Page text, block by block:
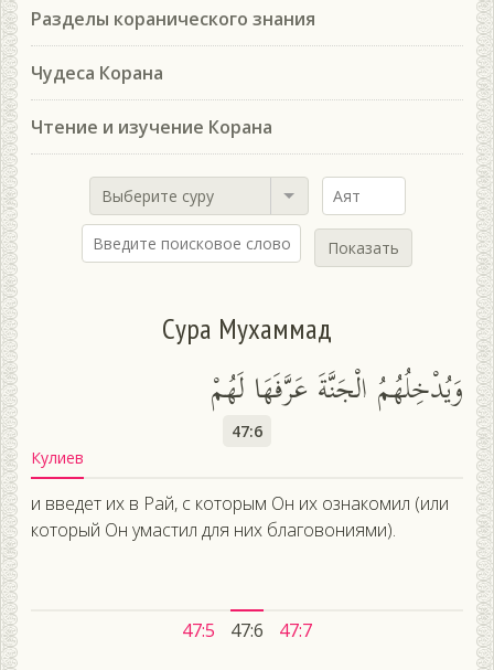
Разделы коранического знания
Чудеса Корана
Чтение и изучение Корана
Выберите суру
Показать
Сура Мухаммад
وَيُدْخِلُهُمُ الْجَنَّةَ عَرَّفَهَا لَهُمْ
47:6
Кулиев
и введет их в Рай, с которым Он их ознакомил (или
который Он умастил для них благовониями).
47:5 47:6 47:7